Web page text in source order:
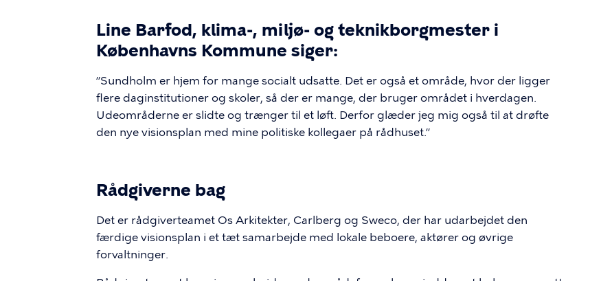
Line Barfod, klima-, miljø- og teknikborgmester i
Københavns Kommune siger:
”Sundholm er hjem for mange socialt udsatte. Det er også et område, hvor der ligger
flere daginstitutioner og skoler, så der er mange, der bruger området i hverdagen.
Udeområderne er slidte og trænger til et løft. Derfor glæder jeg mig også til at drøfte
den nye visionsplan med mine politiske kollegaer på rådhuset.”
Rådgiverne bag
Det er rådgiverteamet Os Arkitekter, Carlberg og Sweco, der har udarbejdet den
færdige visionsplan i et tæt samarbejde med lokale beboere, aktører og øvrige
forvaltninger.